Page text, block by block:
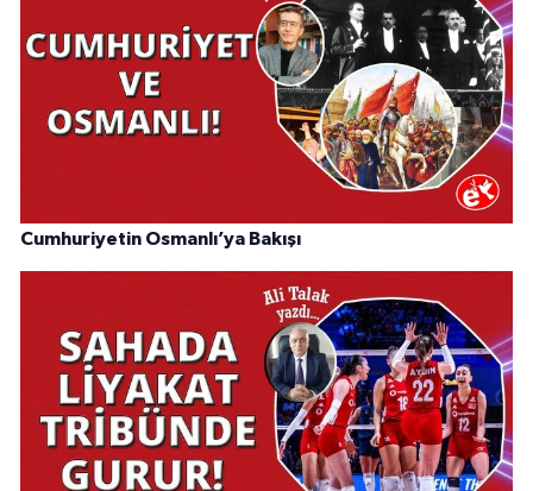
Cumhuriyetin Osmanlı’ya Bakışı